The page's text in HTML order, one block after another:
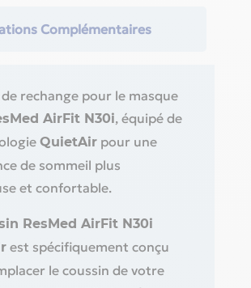
Complémentaires
rechange pour le masque
AirFit N30i, équipé de
QuietAirpour une
de sommeil plus
et confortable.
ResMed AirFit N30i
est spécifiquement conçu
le coussin de votre